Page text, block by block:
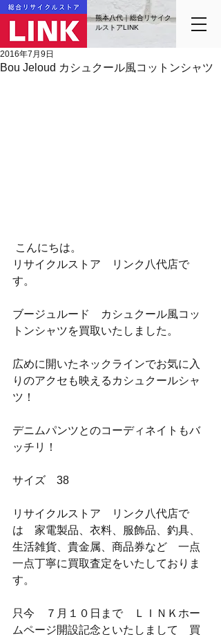
熊本八代｜総合リサイク
ルストアLINK
Bou Jeloud カシュクール風コットンシャツ
2016年7月9日
こんにちは。
リサイクルストア　リンク八代店で
す。
ブージュルード　カシュクール風コッ
トンシャツを買取いたしました。
広めに開いたネックラインでお気に入
りのアクセも映えるカシュクールシャ
ツ！
デニムパンツとのコーディネイトもバ
ッチリ！
サイズ　38
リサイクルストア　リンク八代店で
は　家電製品、衣料、服飾品、釣具、
生活雑貨、貴金属、商品券など　一点
一点丁寧に買取査定をいたしておりま
す。
只今　７月１０日まで　ＬＩＮＫホー
ムページ開設記念といたしまして　買